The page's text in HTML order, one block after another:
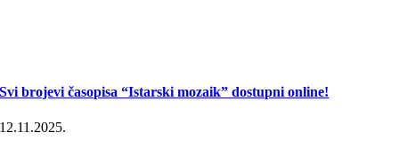
Svi brojevi časopisa “Istarski mozaik” dostupni online!
12.11.2025.